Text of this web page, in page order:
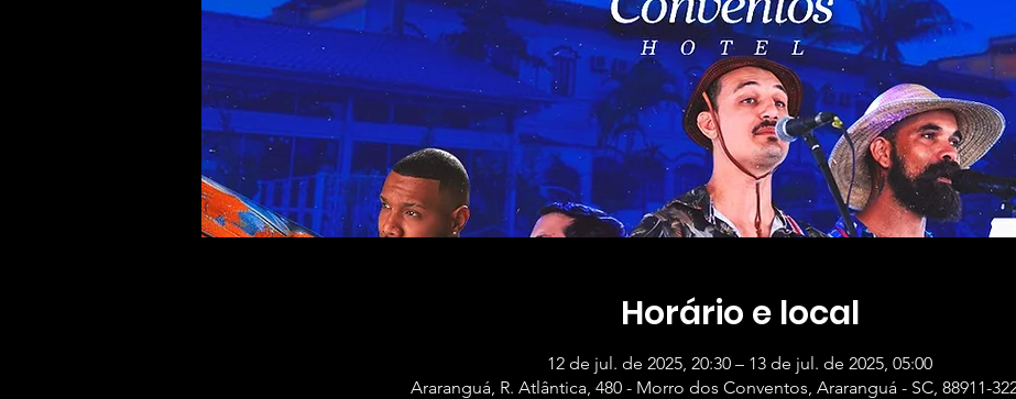
Horário e local
12 de jul. de 2025, 20:30 – 13 de jul. de 2025, 05:00
Araranguá, R. Atlântica, 480 - Morro dos Conventos, Araranguá - SC, 88911-